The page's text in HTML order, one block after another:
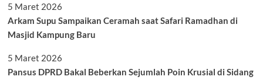
5 Maret 2026
Arkam Supu Sampaikan Ceramah saat Safari Ramadhan di
Masjid Kampung Baru
5 Maret 2026
Pansus DPRD Bakal Beberkan Sejumlah Poin Krusial di Sidang